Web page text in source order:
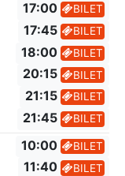
17:00 BILET
17:45 BILET
18:00 BILET
20:15 BILET
21:15 BILET
21:45 BILET
10:00 BILET
11:40 BILET